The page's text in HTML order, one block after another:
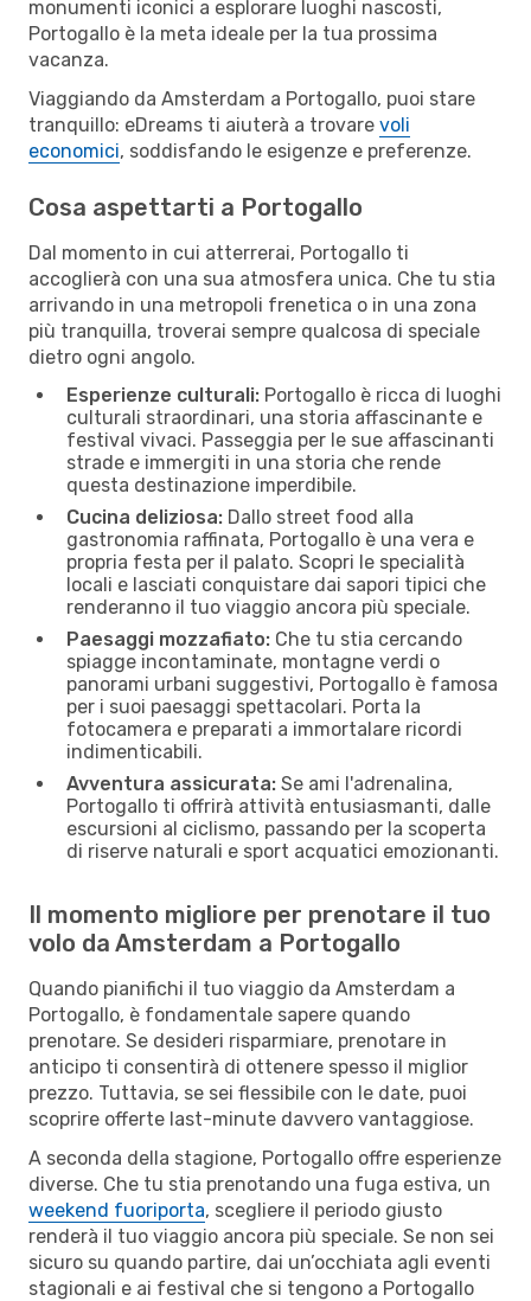
monumenti iconici a esplorare luoghi nascosti,
Portogallo è la meta ideale per la tua prossima
vacanza.
Viaggiando da Amsterdam a Portogallo, puoi stare
tranquillo: eDreams ti aiuterà a trovare voli
economici, soddisfando le esigenze e preferenze.
Cosa aspettarti a Portogallo
Dal momento in cui atterrerai, Portogallo ti
accoglierà con una sua atmosfera unica. Che tu stia
arrivando in una metropoli frenetica o in una zona
più tranquilla, troverai sempre qualcosa di speciale
dietro ogni angolo.
Esperienze culturali: Portogallo è ricca di luoghi
culturali straordinari, una storia affascinante e
festival vivaci. Passeggia per le sue affascinanti
strade e immergiti in una storia che rende
questa destinazione imperdibile.
Cucina deliziosa: Dallo street food alla
gastronomia raffinata, Portogallo è una vera e
propria festa per il palato. Scopri le specialità
locali e lasciati conquistare dai sapori tipici che
renderanno il tuo viaggio ancora più speciale.
Paesaggi mozzafiato: Che tu stia cercando
spiagge incontaminate, montagne verdi o
panorami urbani suggestivi, Portogallo è famosa
per i suoi paesaggi spettacolari. Porta la
fotocamera e preparati a immortalare ricordi
indimenticabili.
Avventura assicurata: Se ami l'adrenalina,
Portogallo ti offrirà attività entusiasmanti, dalle
escursioni al ciclismo, passando per la scoperta
di riserve naturali e sport acquatici emozionanti.
Il momento migliore per prenotare il tuo
volo da Amsterdam a Portogallo
Quando pianifichi il tuo viaggio da Amsterdam a
Portogallo, è fondamentale sapere quando
prenotare. Se desideri risparmiare, prenotare in
anticipo ti consentirà di ottenere spesso il miglior
prezzo. Tuttavia, se sei flessibile con le date, puoi
scoprire offerte last-minute davvero vantaggiose.
A seconda della stagione, Portogallo offre esperienze
diverse. Che tu stia prenotando una fuga estiva, un
weekend fuoriporta, scegliere il periodo giusto
renderà il tuo viaggio ancora più speciale. Se non sei
sicuro su quando partire, dai un’occhiata agli eventi
stagionali e ai festival che si tengono a Portogallo